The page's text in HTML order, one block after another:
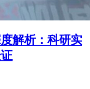
解析：科研实